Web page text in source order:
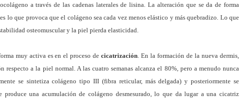
a través de las cadenas laterales de lisina. La alteración que se da de forma
es lo que provoca que el colágeno sea cada vez menos elástico y más quebradizo. Lo que
osteomuscular y la piel pierda elasticidad.
muy activa es en el proceso decicatrización . En la formación de la nueva dermis,
respecto a la piel normal. A las cuatro semanas alcanza el 80%, pero a menudo nunca
se sintetiza colágeno tipo III (fibra reticular, más delgada) y posteriormente se
una acumulación de colágeno desmesurado, lo que da lugar a una cicatriz